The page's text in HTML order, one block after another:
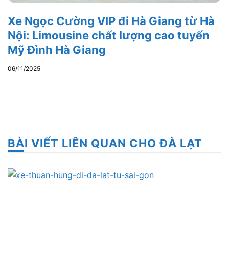
Xe Ngọc Cường VIP đi Hà Giang từ Hà
Nội: Limousine chất lượng cao tuyến
Mỹ Đình Hà Giang
06/11/2025
BÀI VIẾT LIÊN QUAN CHO ĐÀ LẠT